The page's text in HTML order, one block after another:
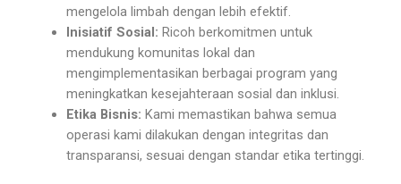
mengelola limbah dengan lebih efektif.
Inisiatif Sosial: Ricoh berkomitmen untuk
mendukung komunitas lokal dan
mengimplementasikan berbagai program yang
meningkatkan kesejahteraan sosial dan inklusi.
Etika Bisnis: Kami memastikan bahwa semua
operasi kami dilakukan dengan integritas dan
transparansi, sesuai dengan standar etika tertinggi.